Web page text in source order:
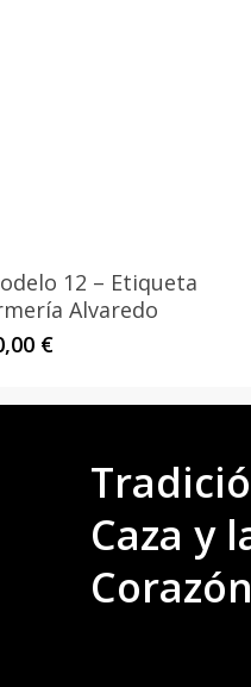
12 – Etiqueta
Alvaredo
€
Caza y